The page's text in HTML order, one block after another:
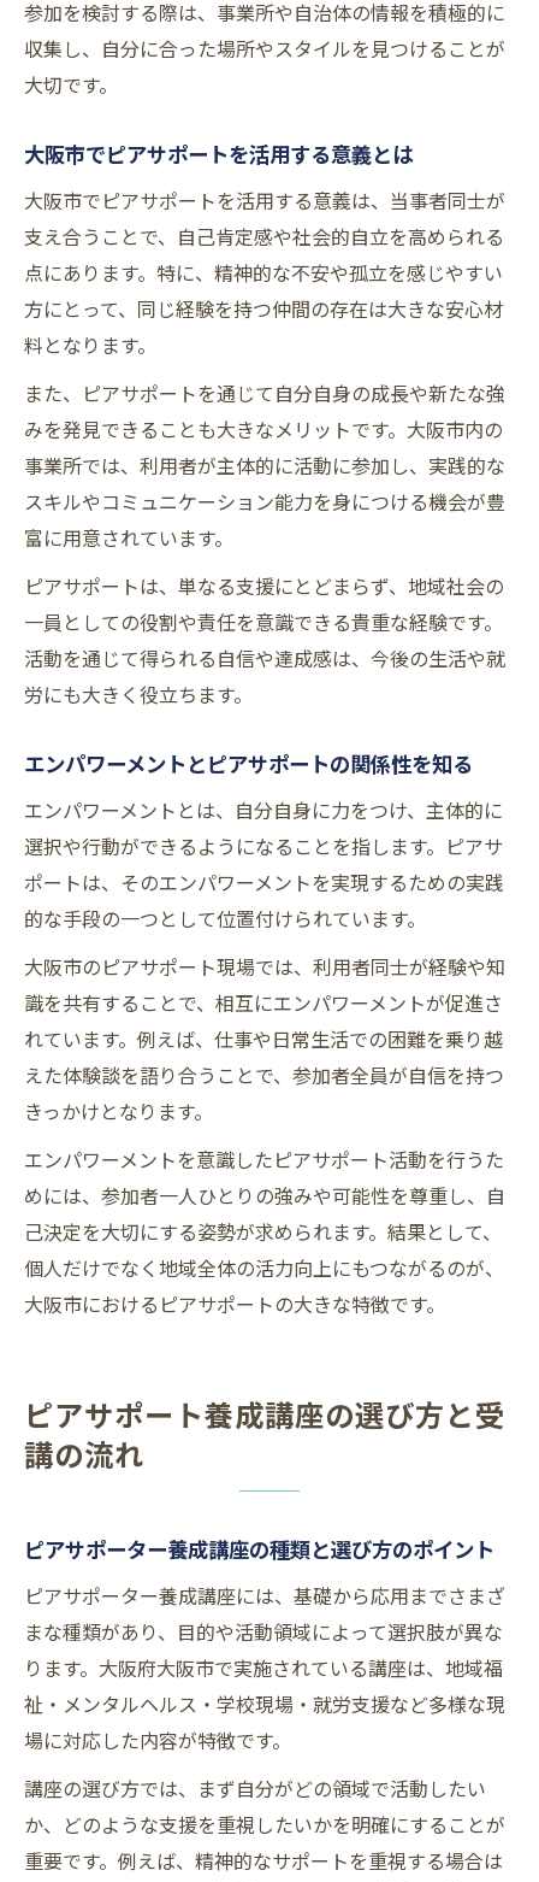
小学校現場でのピアサポート導入事例を解
容
参加を検討する際は、事業所や自治体の情報を積極的に
収集し、自分に合った場所やスタイルを見つけることが
大切です。
大阪市でピアサポートを活用する意義とは
大阪市でピアサポートを活用する意義は、当事者同士が
支え合うことで、自己肯定感や社会的自立を高められる
点にあります。特に、精神的な不安や孤立を感じやすい
方にとって、同じ経験を持つ仲間の存在は大きな安心材
料となります。
また、ピアサポートを通じて自分自身の成長や新たな強
みを発見できることも大きなメリットです。大阪市内の
事業所では、利用者が主体的に活動に参加し、実践的な
スキルやコミュニケーション能力を身につける機会が豊
富に用意されています。
ピアサポートは、単なる支援にとどまらず、地域社会の
一員としての役割や責任を意識できる貴重な経験です。
活動を通じて得られる自信や達成感は、今後の生活や就
労にも大きく役立ちます。
エンパワーメントとピアサポートの関係性を知る
エンパワーメントとは、自分自身に力をつけ、主体的に
選択や行動ができるようになることを指します。ピアサ
ポートは、そのエンパワーメントを実現するための実践
的な手段の一つとして位置付けられています。
大阪市のピアサポート現場では、利用者同士が経験や知
識を共有することで、相互にエンパワーメントが促進さ
れています。例えば、仕事や日常生活での困難を乗り越
えた体験談を語り合うことで、参加者全員が自信を持つ
きっかけとなります。
エンパワーメントを意識したピアサポート活動を行うた
めには、参加者一人ひとりの強みや可能性を尊重し、自
己決定を大切にする姿勢が求められます。結果として、
個人だけでなく地域全体の活力向上にもつながるのが、
大阪市におけるピアサポートの大きな特徴です。
ピアサポート養成講座の選び方と受
講の流れ
ピアサポーター養成講座の種類と選び方のポイント
ピアサポーター養成講座には、基礎から応用までさまざ
まな種類があり、目的や活動領域によって選択肢が異な
ります。大阪府大阪市で実施されている講座は、地域福
祉・メンタルヘルス・学校現場・就労支援など多様な現
場に対応した内容が特徴です。
講座の選び方では、まず自分がどの領域で活動したい
か、どのような支援を重視したいかを明確にすることが
重要です。例えば、精神的なサポートを重視する場合は